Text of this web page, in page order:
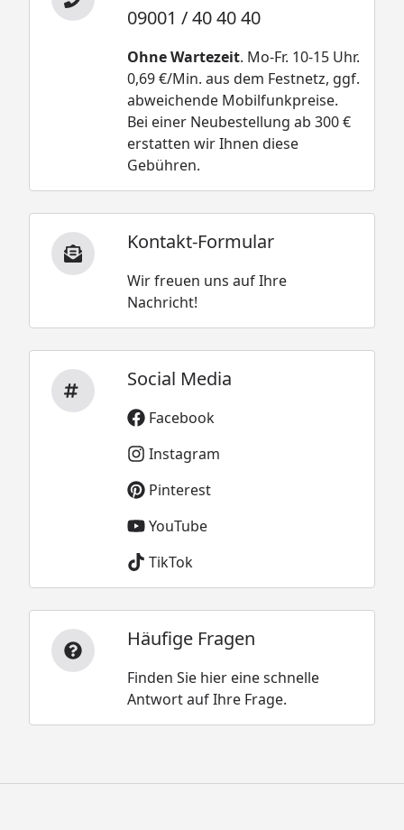
09001 / 40 40 40
Ohne Wartezeit. Mo-Fr. 10-15 Uhr.
0,69 €/Min. aus dem Festnetz, ggf.
abweichende Mobilfunkpreise.
Bei einer Neubestellung ab 300 €
erstatten wir Ihnen diese
Gebühren.
Kontakt-Formular
Wir freuen uns auf Ihre
Nachricht!
Social Media
Facebook
Instagram
Pinterest
YouTube
TikTok
Häufige Fragen
Finden Sie hier eine schnelle
Antwort auf Ihre Frage.